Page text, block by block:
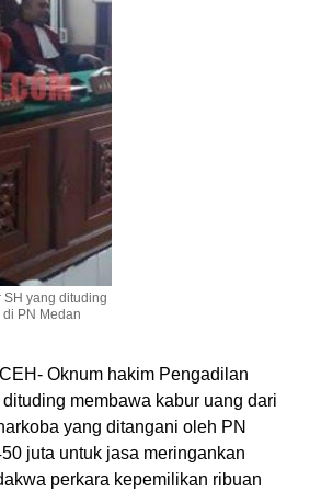
SH yang dituding
PN Medan
Oknum hakim Pengadilan
membawa kabur uang dari
yang ditangani oleh PN
juta untuk jasa meringankan
perkara kepemilikan ribuan